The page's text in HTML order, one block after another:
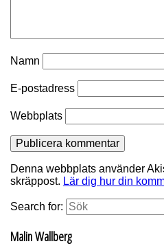
Namn
E-postadress
Webbplats
Denna webbplats använder
skräppost. Lär dig hur din
Search for:
Malin Wallberg